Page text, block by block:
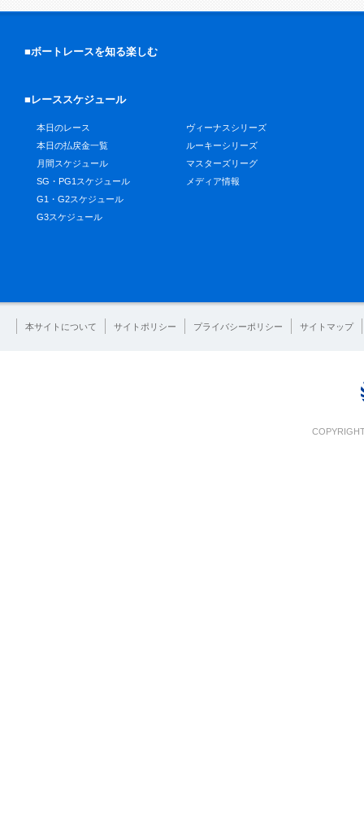
■ボートレースを知る楽しむ
■レーススケジュール
本日のレース
本日の払戻金一覧
月間スケジュール
SG・PG1スケジュール
G1・G2スケジュール
G3スケジュール
ヴィーナスシリーズ
ルーキーシリーズ
マスターズリーグ
メディア情報
本サイトについて サイトポリシー プライバシーポリシー サイトマップ